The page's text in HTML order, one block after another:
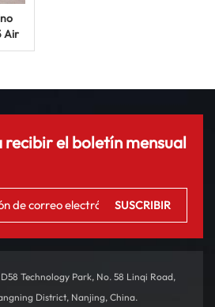
Air
recibir el boletín mensual
Technology Park, No. 58 Linqi Road,
District, Nanjing, China.